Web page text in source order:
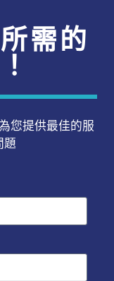
需的
您提供最佳的服